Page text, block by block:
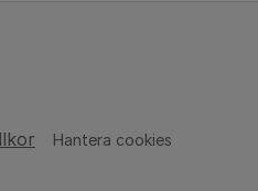
Hantera cookies